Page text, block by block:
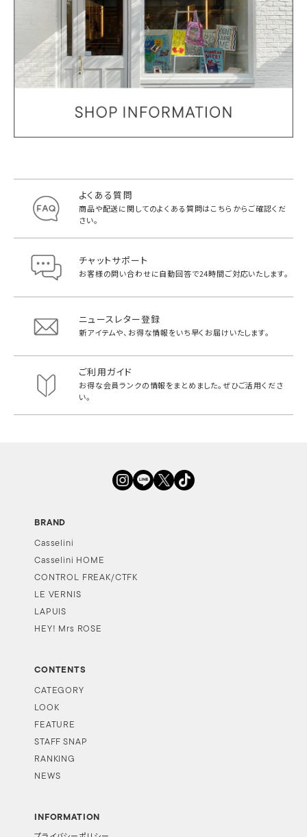
よくある質問
商品や配送に関してのよくある質問はこちらからご確認くだ
さい。
チャットサポート
お客様の問い合わせに自動回答で24時間ご対応いたします。
ニュースレター登録
新アイテムや、お得な情報をいち早く お届けいたします。
ご利用ガイド
お得な会員ランクの情報をまとめました。ぜひご活用くださ
い。
BRAND
Casselini
Casselini HOME
CONTROL FREAK/CTFK
LE VERNIS
LAPUIS
HEY! Mrs ROSE
CONTENTS
CATEGORY
LOOK
FEATURE
STAFF SNAP
RANKING
NEWS
INFORMATION